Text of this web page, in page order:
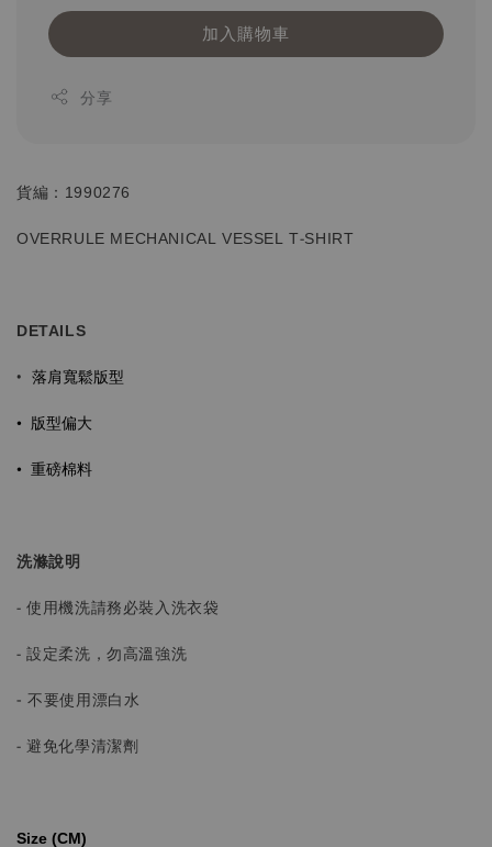
加入購物車
分享
貨編：1990276
OVERRULE MECHANICAL VESSEL T-SHIRT
DETAILS
• 落肩寬鬆版型
• 版型偏大
• 重磅棉料
洗滌說明
- 使用機洗請務必裝入洗衣袋
- 設定柔洗，勿高溫強洗
-不要使用漂白水
- 避免化學清潔劑
Size (CM)⁡⁡